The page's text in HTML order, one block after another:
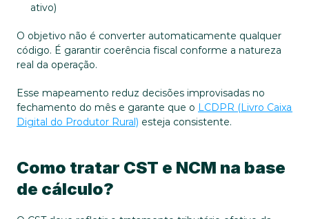
ativo)
O objetivo não é converter automaticamente qualquer
código. É garantir coerência fiscal conforme a natureza
real da operação.
Esse mapeamento reduz decisões improvisadas no
fechamento do mês e garante que o LCDPR (Livro Caixa
Digital do Produtor Rural) esteja consistente.
Como tratar CST e NCM na base
de cálculo?